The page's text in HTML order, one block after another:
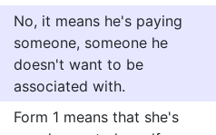
No, it means he's paying
someone, someone he
doesn't want to be
associated with.
Form 1 means that she's